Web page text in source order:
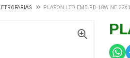
PLAFON LED EMB RD 18W NE 22X1